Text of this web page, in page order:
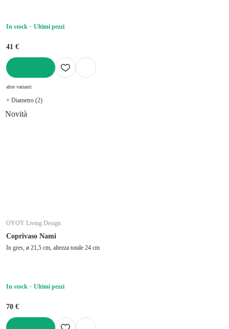
In stock Ultimi pezzi
41 €
altre varianti
+ Diametro (2)
Novità
OYOY Living Design
Coprivaso Nami
In gres, ø 21,5 cm, altezza totale 24 cm
In stock Ultimi pezzi
70 €